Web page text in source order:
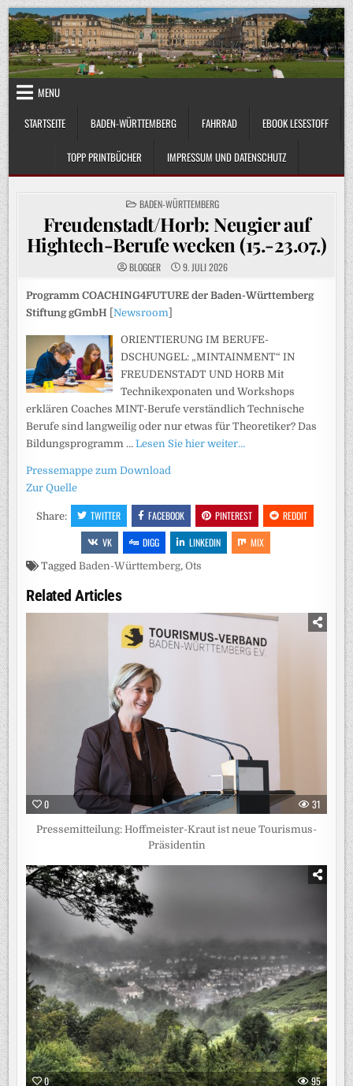
Skip
to
content
MENU
STARTSEITE
BADEN-WÜRTTEMBERG FAHRRAD EBOOK LESESTOFF
TOPP PRINTBÜCHER IMPRESSUM UND DATENSCHUTZ
POSTED
IN
BADEN-WÜRTTEMBERG
Freudenstadt/Horb: Neugier auf
Hightech-Berufe wecken (15.-23.07.)
BLOGGER 9. JULI 2026
Programm COACHING4FUTURE der Baden-Württemberg
Stiftung gGmbH [Newsroom
ORIENTIERUNG IM BERUFE-
DSCHUNGEL: „MINTAINMENT“ IN
FREUDENSTADT UND HORB Mit
Technikexponaten und Workshops
erklären Coaches MINT-Berufe verständlich Technische
Berufe sind langweilig oder nur etwas für Theoretiker? Das
Bildungsprogramm …Lesen Sie hier weiter…
Pressemappe zum Download
Zur Quelle
Share: TWITTER FACEBOOK PINTEREST
REDDIT
VK
DIGG LINKEDIN MIX
TaggedBaden-Württemberg,Ots
Related Articles
0 31
Pressemitteilung: Hoffmeister-Kraut ist neue Tourismus-
Präsidentin
0 95